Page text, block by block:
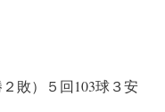
敗）５回103球３安